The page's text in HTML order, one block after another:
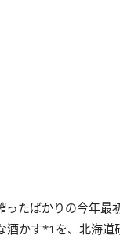
ったばかりの今年最
酒かす*1を、北海道